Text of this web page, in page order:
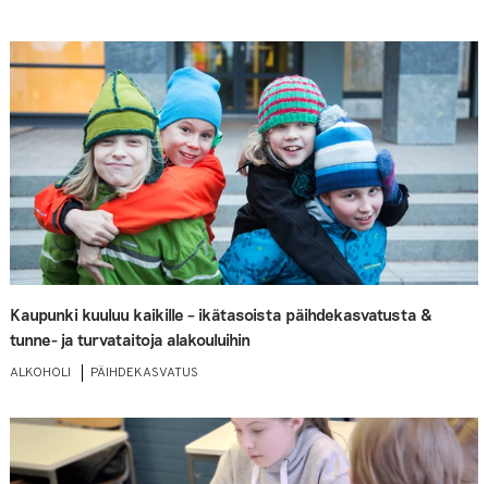
Kaupunki kuuluu kaikille – ikätasoista päihdekasvatusta &
tunne- ja turvataitoja alakouluihin
ALKOHOLI PÄIHDEKASVATUS